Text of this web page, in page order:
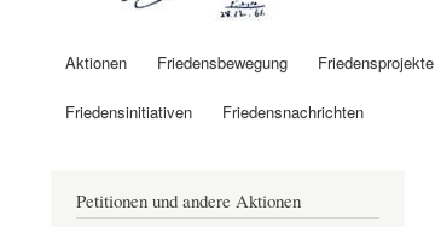
Hauptnavigation
Aktionen Friedensbewegung Friedensprojekte
Friedensinitiativen Friedensnachrichten
Petitionen und andere Aktionen